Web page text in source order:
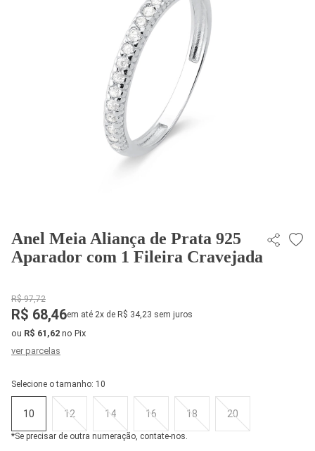
Anel Meia Aliança de Prata 925
Aparador com 1 Fileira Cravejada
R$ 97,72
R$ 68,46em até 2x de R$ 34,23 sem juros
ou R$ 61,62 no Pix
ver parcelas
Selecione o tamanho: 10
10 12 14 16 18 20
*Se precisar de outra numeração, contate-nos.